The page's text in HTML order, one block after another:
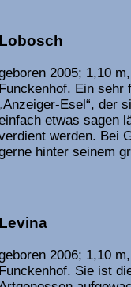
Lobosch
2005; 1,10
Funckenhof. Ein sehr
Esel“, der
etwas sagen
werden. Bei
hinter seinem
Levina
2006; 1,10
Funckenhof. Sie ist